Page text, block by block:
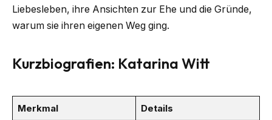
Liebesleben, ihre Ansichten zur Ehe und die Gründe,
warum sie ihren eigenen Weg ging.
Kurzbiografien: Katarina Witt
Merkmal Details